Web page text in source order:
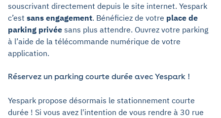
souscrivant directement depuis le site internet. Yespark
c’est sans engagement. Bénéficiez de votre place de
parking privée sans plus attendre. Ouvrez votre parking
à l’aide de la télécommande numérique de votre
application.
Réservez un parking courte durée avec Yespark !
Yespark propose désormais le stationnement courte
durée ! Si vous avez l'intention de vous rendre à 30 rue